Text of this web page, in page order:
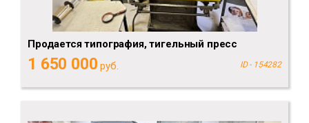
Продается типография, тигельный пресс
1 650 000 руб. ID - 154282